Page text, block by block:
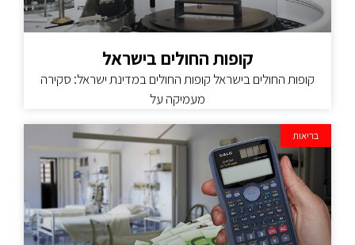
קופות החולים בישראל
קופות החולים בישראל קופות החולים במדינת ישראל: סקירה
מעמיקה על
בריאות